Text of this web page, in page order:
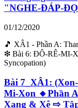
"NGHE-ĐÁP-
01/12/2020
🎵 XÂ1 - Phần A:
❇ Bài 6: ĐÔ-RÊ-MI-
Syncopation)
Bài 7_XÂ1:
Mi-Xon 🔸Phần
Xang & Xê ⇨